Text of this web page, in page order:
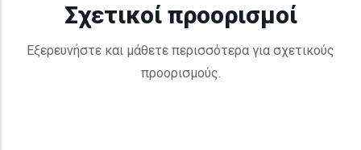
Σχετικοί προορισμοί
Εξερευνήστε και μάθετε περισσότερα για σχετικούς
προορισμούς.